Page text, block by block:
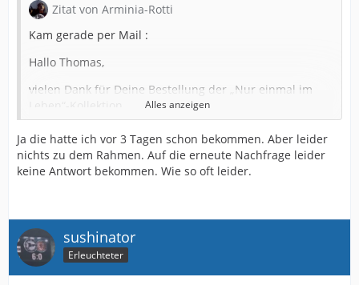
Zitat von Arminia-Rotti
Kam gerade per Mail :
Hallo Thomas,
vielen Dank für Deine Bestellung der „Nur einmal im
Aufgrund von Lieferverzögerungen unseres Lieferanten
kommt es zu einer etwas späteren Auslieferung als
ursprünglich geplant. Deshalb konnten wir - wie Du
sicher bereits gemerkt hast - unsere geplante
erfolgen.
Wir verstehen, dass dies enttäuschend ist und möchten
uns für die Unannehmlichkeiten aufrichtig
Alles anzeigen
Ja die hatte ich vor 3 Tagen schon bekommen. Aber leider
nichts zu dem Rahmen. Auf die erneute Nachfrage leider
keine Antwort bekommen. Wie so oft leider.
sushinator
Erleuchteter